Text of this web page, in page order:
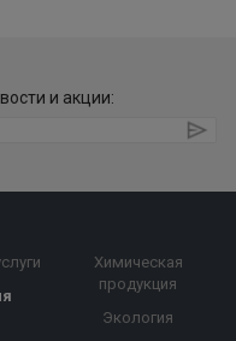
и акции:
Химическая
продукция
Экология